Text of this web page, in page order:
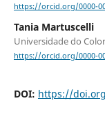
https://orcid.org/0000-
Tania Martuscelli
Universidade do
https://orcid.org/0000-
DOI: https://